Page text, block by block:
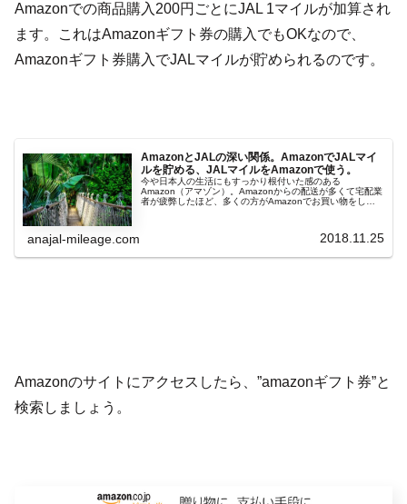
Amazonでの商品購入200円ごとにJAL 1マイルが加算され
ます。これはAmazonギフト券の購入でもOKなので、
Amazonギフト券購入でJALマイルが貯められるのです。
AmazonとJALの深い関係。AmazonでJALマイ
ルを貯める、JALマイルをAmazonで使う。
今や日本人の生活にもすっかり根付いた感のある
Amazon（アマゾン）。Amazonからの配送が多くて宅配業
者が疲弊したほど、多くの方がAmazonでお買い物をして
anajal-mileage.com 2018.11.25
Amazonのサイトにアクセスしたら、”amazonギフト券”と
検索しましょう。